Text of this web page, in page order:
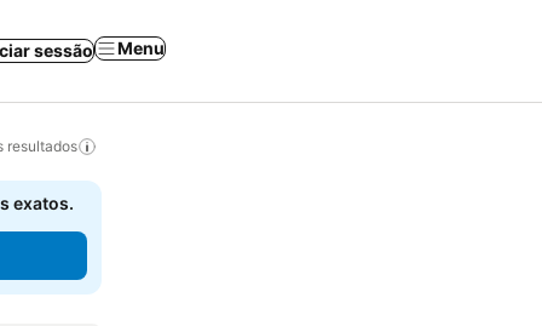
sessão Menu
resultados
exatos.